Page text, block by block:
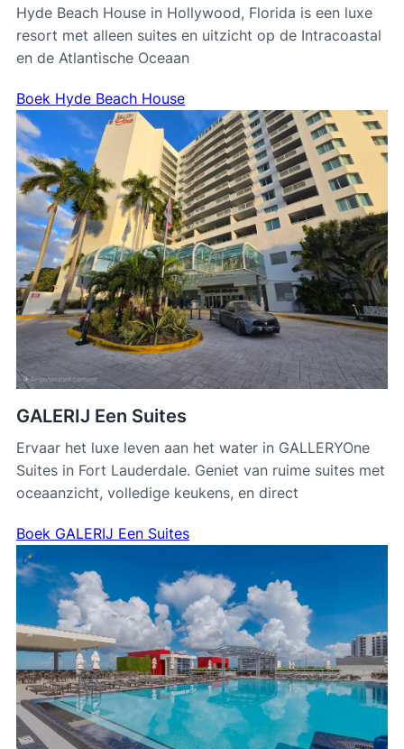
Hyde Beach House in Hollywood, Florida is een luxe
resort met alleen suites en uitzicht op de Intracoastal
en de Atlantische Oceaan
Boek Hyde Beach House
GALERIJ Een Suites
Ervaar het luxe leven aan het water in GALLERYOne
Suites in Fort Lauderdale. Geniet van ruime suites met
oceaanzicht, volledige keukens, en direct
Boek GALERIJ Een Suites